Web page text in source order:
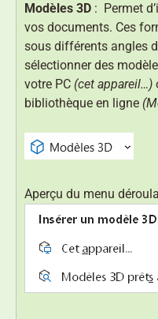
Modèles 3D : Permet
vos documents. Ces
sous différents angles
sélectionner des
votre PC (cet appareil…)
bibliothèque en ligne
Aperçu du menu